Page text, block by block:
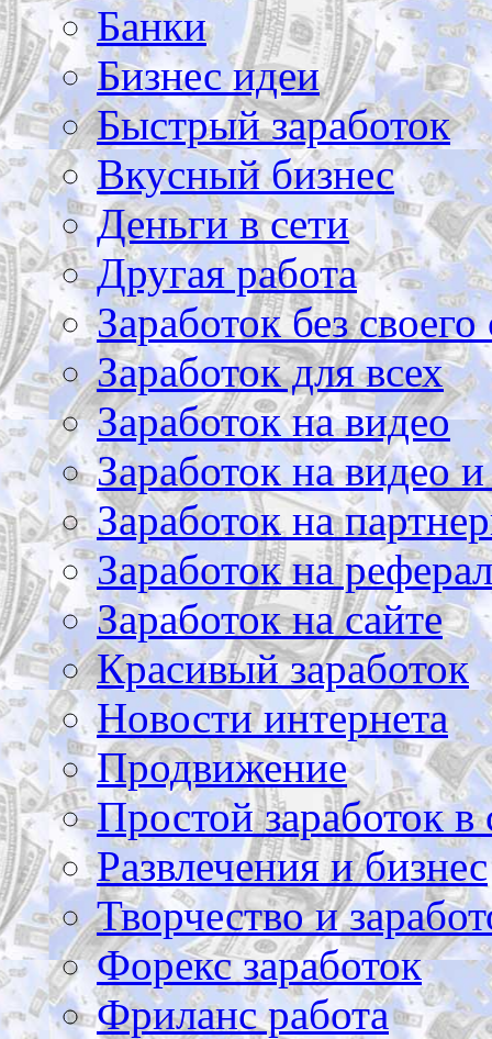
Банки
Бизнес идеи
Быстрый заработок
Вкусный бизнес
Деньги в сети
Другая работа
Заработок без своего
Заработок для всех
Заработок на видео
Заработок на видео
Заработок на
Заработок на
Заработок на сайте
Красивый заработок
Новости интернета
Продвижение
Простой заработок в
Развлечения и бизнес
Творчество и
Форекс заработок
Фриланс работа